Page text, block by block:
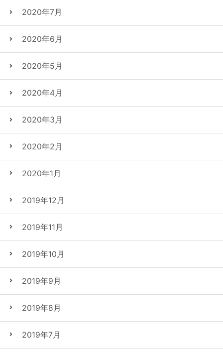
2020年7月
2020年6月
2020年5月
2020年4月
2020年3月
2020年2月
2020年1月
2019年12月
2019年11月
2019年10月
2019年9月
2019年8月
2019年7月